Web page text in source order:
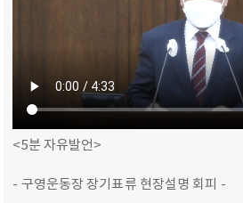
<5분 자유발언>
- 구영운동장 장기표류 현장설명 회피 -